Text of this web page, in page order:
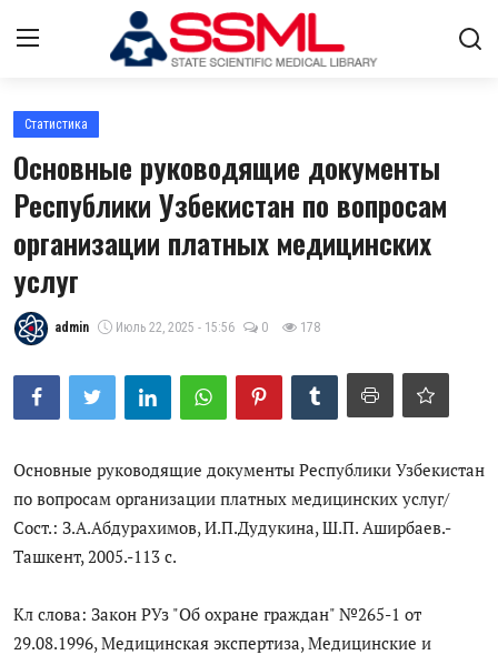
Авторизоваться
Главная
О нас
Архив журналов Узбекистана
Контакты
Стратегический план развития
ГНМБ
Цифровые коллекции
Периодические издания
Статистика
Основные руководящие документы
Республики Узбекистан по вопросам
организации платных медицинских
услуг
admin Июль 22, 2025 - 15:56 0 178
Основные руководящие документы Республики Узбекистан
по вопросам организации платных медицинских услуг/
Сост.: З.А.Абдурахимов, И.П.Дудукина, Ш.П. Аширбаев.-
Ташкент, 2005.-113 с.
Кл слова: Закон РУз "Об охране граждан" №265-1 от
29.08.1996, Медицинская экспертиза, Медицинские и